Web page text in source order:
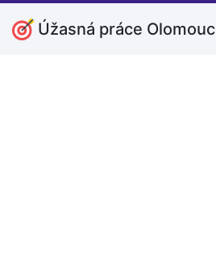
Úžasná práce Olomouc